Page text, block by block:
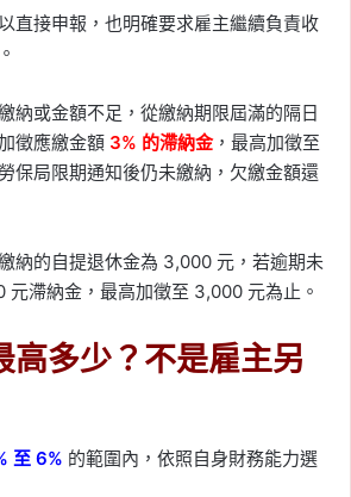
直接申報，也明確要求雇主繼續負責收
納或金額不足，從繳納期限屆滿的隔日
徵應繳金額 3% 的滯納金，最高加徵至
保局限期通知後仍未繳納，欠繳金額還
納的自提退休金為 3,000 元，若逾期未
元滯納金，最高加徵至 3,000 元為止。
高多少？不是雇主另
至 6% 的範圍內，依照自身財務能力選